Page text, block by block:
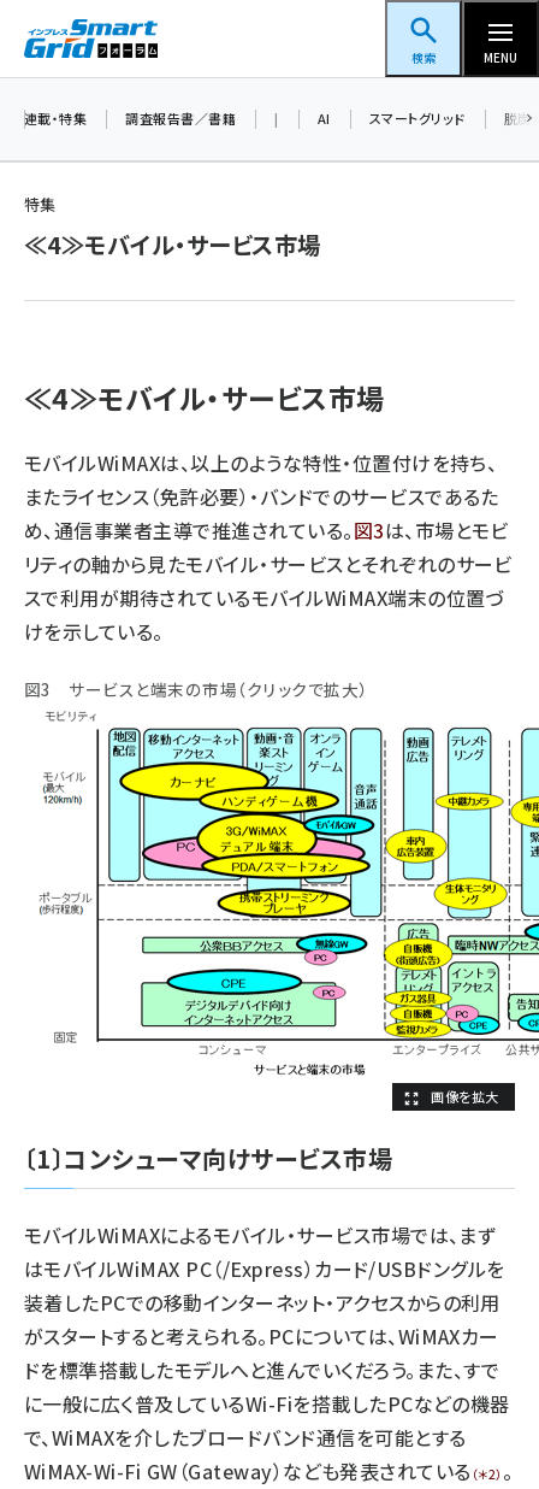
ン
スマートグリッドフォーラム
検索 MENU
新井宏征 (296)
ngn (280)
大串 (223)
aitras (186)
タンデム (150)
連載・特集 調査報告書／書籍 | AI スマートグリッド 脱炭
特集
≪4≫モバイル・サービス市場
≪4≫モバイル・サービス市場
モバイルWiMAXは、以上のような特性・位置付けを持ち、
またライセンス（免許必要）・バンドでのサービスであるた
め、通信事業者主導で推進されている。図3は、市場とモビ
リティの軸から見たモバイル・サービスとそれぞれのサービ
スで利用が期待されているモバイルWiMAX端末の位置づ
けを示している。
図3 サービスと端末の市場（クリックで拡大）
〔1〕コンシューマ向けサービス市場
モバイルWiMAXによるモバイル・サービス市場では、まず
はモバイルWiMAX PC（/Express）カード/USBドングルを
装着したPCでの移動インターネット・アクセスからの利用
がスタートすると考えられる。PCについては、WiMAXカー
ドを標準搭載したモデルへと進んでいくだろう。また、すで
に一般に広く普及しているWi-Fiを搭載したPCなどの機器
で、WiMAXを介したブロードバンド通信を可能とする
WiMAX-Wi-Fi GW（Gateway）なども発表されている （＊2） 。